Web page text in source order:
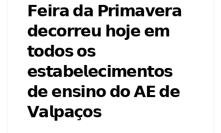
𝗙𝗲𝗶𝗿𝗮 𝗱𝗮 𝗣𝗿𝗶𝗺𝗮𝘃𝗲𝗿𝗮
𝗱𝗲𝗰𝗼𝗿𝗿𝗲𝘂 𝗵𝗼𝗷𝗲 𝗲𝗺
𝘁𝗼𝗱𝗼𝘀 𝗼𝘀
𝗲𝘀𝘁𝗮𝗯𝗲𝗹𝗲𝗰𝗶𝗺𝗲𝗻𝘁𝗼𝘀
𝗱𝗲 𝗲𝗻𝘀𝗶𝗻𝗼 𝗱𝗼 𝗔𝗘 𝗱𝗲
𝗩𝗮𝗹𝗽𝗮𝗰̧𝗼𝘀